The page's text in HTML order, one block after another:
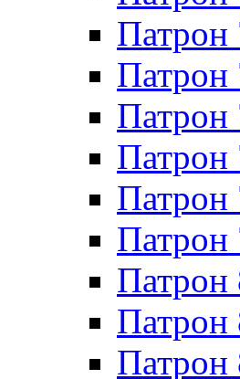
Патрон
Патрон
Патрон
Патрон
Патрон
Патрон
Патрон
Патрон